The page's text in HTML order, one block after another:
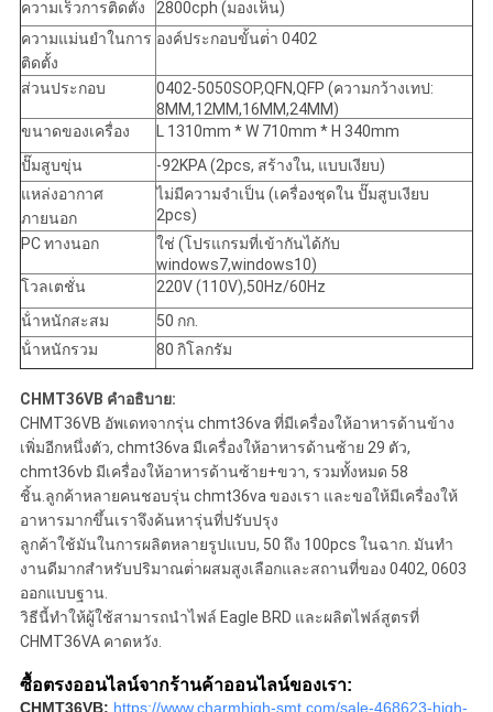
ความเร็วการติดตั้ง
2800cph (มองเห็น)
ความแม่นยําในการ
ติดตั้ง
องค์ประกอบขั้นต่ํา 0402
ส่วนประกอบ
0402-5050SOP,QFN,QFP (ความกว้างเทป:
8MM,12MM,16MM,24MM)
ขนาดของเครื่อง
L 1310mm * W 710mm * H 340mm
ปั๊มสูบขุ่น
-92KPA (2pcs, สร้างใน, แบบเงียบ)
แหล่งอากาศ
ภายนอก
ไม่มีความจําเป็น (เครื่องชุดใน ปั๊มสูบเงียบ
2pcs)
PC ทางนอก
ใช่ (โปรแกรมที่เข้ากันได้กับ
windows7,windows10)
โวลเตชั่น
220V (110V),50Hz/60Hz
น้ําหนักสะสม
50 กก.
น้ําหนักรวม
80 กิโลกรัม
CHMT36VB คําอธิบาย:
CHMT36VB อัพเดทจากรุ่น chmt36va ที่มีเครื่องให้อาหารด้านข้าง
เพิ่มอีกหนึ่งตัว, chmt36va มีเครื่องให้อาหารด้านซ้าย 29 ตัว,
chmt36vb มีเครื่องให้อาหารด้านซ้าย+ขวา, รวมทั้งหมด 58
ชิ้น.ลูกค้าหลายคนชอบรุ่น chmt36va ของเรา และขอให้มีเครื่องให้
อาหารมากขึ้นเราจึงค้นหารุ่นที่ปรับปรุง
ลูกค้าใช้มันในการผลิตหลายรูปแบบ, 50 ถึง 100pcs ในฉาก. มันทํา
งานดีมากสําหรับปริมาณต่ําผสมสูงเลือกและสถานที่ของ 0402, 0603
ออกแบบฐาน.
วิธีนี้ทําให้ผู้ใช้สามารถนําไฟล์ Eagle BRD และผลิตไฟล์สูตรที่
CHMT36VA คาดหวัง.
ซื้อตรงออนไลน์จากร้านค้าออนไลน์ของเรา:
CHMT36VB: https://www.charmhigh-smt.com/sale-468623-high-